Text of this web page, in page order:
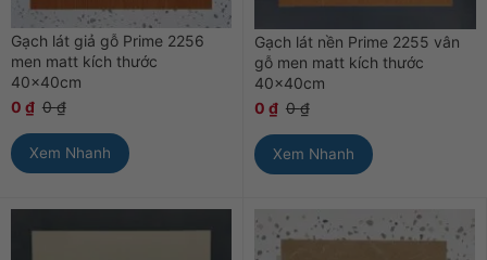
Gạch lát giả gỗ Prime 2256
men matt kích thước
40x40cm
0 ₫ 0₫
Xem Nhanh
Gạch lát nền Prime 2255 vân
gỗ men matt kích thước
40x40cm
0 ₫ 0₫
Xem Nhanh